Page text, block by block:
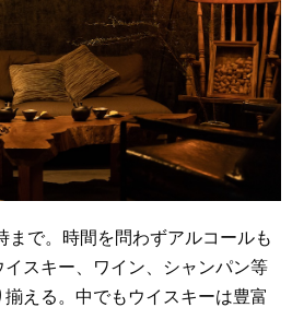
まで。時間を問わずアルコールも
スキー、ワイン、シャンパン等
える。中でもウイスキーは豊富